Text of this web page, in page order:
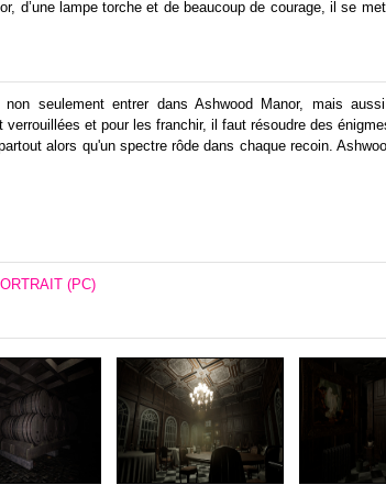
d’une lampe torche et de beaucoup de courage, il se
seulement entrer dans Ashwood Manor, mais
et pour les franchir, il faut résoudre des
alors qu'un spectre rôde dans chaque recoin.
(PC)